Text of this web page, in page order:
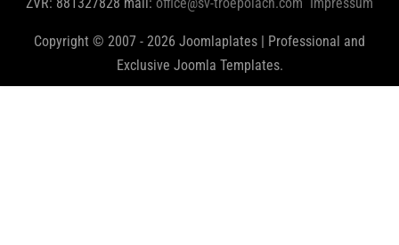
Copyright © 2007 - 2026 Joomlaplates | Professional and
Exclusive Joomla Templates.